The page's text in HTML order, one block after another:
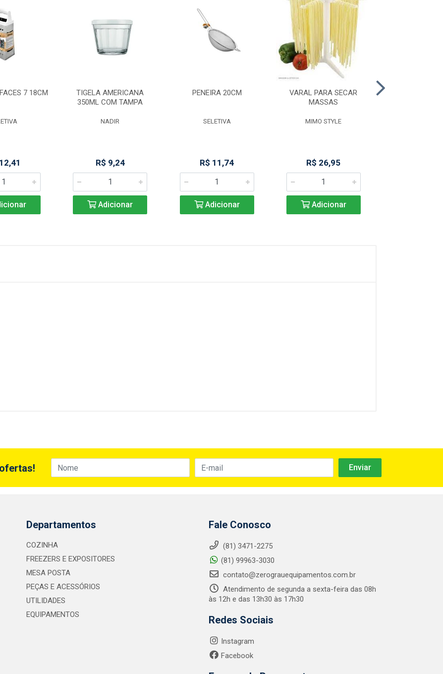
7 18CM
TIGELA AMERICANA
350ML COM TAMPA
NADIR
R$ 9,24
Adicionar
PENEIRA 20CM
SELETIVA
R$ 11,74
Adicionar
VARAL PARA SECAR
MASSAS
MIMO STYLE
R$ 26,95
Adicionar
Departamentos
COZINHA
FREEZERS E EXPOSITORES
MESA POSTA
PEÇAS E ACESSÓRIOS
UTILIDADES
EQUIPAMENTOS
Fale Conosco
(81) 3471-2275
(81) 99963-3030
contato@zerograuequipamentos.com.br
Atendimento de segunda a sexta-feira das 08h
às 12h e das 13h30 às 17h30
Redes Sociais
Instagram
Facebook